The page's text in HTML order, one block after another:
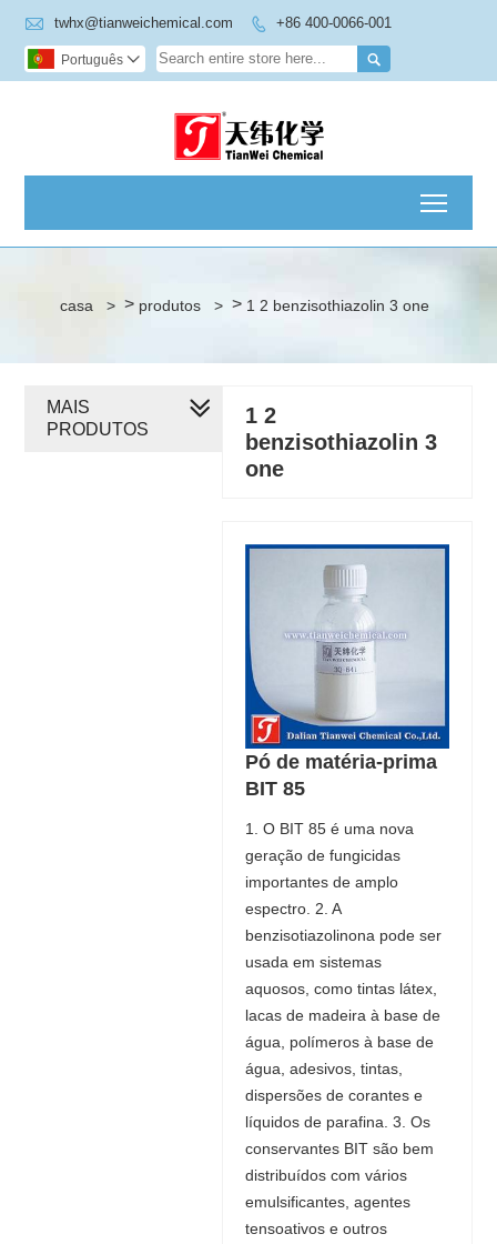
 twhx@tianweichemical.com  +86 400-0066-001

Português 
casa > > produtos > > 1 2 benzisothiazolin 3 one
1 2
benzisothiazolin 3
one
Pó de matéria-prima
BIT 85
1. O BIT 85 é uma nova
geração de fungicidas
importantes de amplo
espectro. 2. A
benzisotiazolinona pode ser
usada em sistemas
aquosos, como tintas látex,
lacas de madeira à base de
água, polímeros à base de
água, adesivos, tintas,
dispersões de corantes e
líquidos de parafina. 3. Os
conservantes BIT são bem
distribuídos com vários
emulsificantes, agentes
tensoativos e outros
MAIS
PRODUTOS